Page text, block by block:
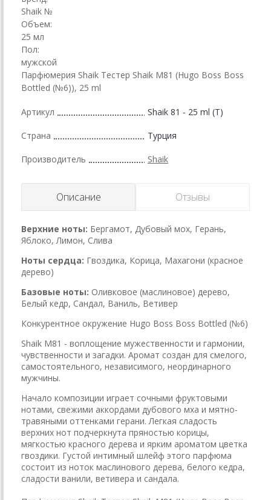
Shaik №
Объем:
25 мл
Пол:
мужской
Парфюмерия Shaik Тестер Shaik M81 (Hugo Boss Boss
Bottled (№6)), 25 ml
Артикул Shaik 81 - 25 ml (T)
Страна Турция
Производитель Shaik
Описание Отзывы
Верхние ноты: Бергамот, Дубовый мох, Герань,
Яблоко, Лимон, Слива
Ноты сердца: Гвоздика, Корица, Махагони (красное
дерево)
Базовые ноты: Оливковое (маслиновое) дерево,
Белый кедр, Сандал, Ваниль, Ветивер
Конкурентное окружение Hugo Boss Boss Bottled (№6)
Shaik M81 - воплощение мужественности и гармонии,
чувственности и загадки. Аромат создан для смелого,
самостоятельного, независимого, неординарного
мужчины.
Начало композиции играет сочными фруктовыми
нотами, свежими аккордами дубового мха и мятно-
травяными оттенками герани. Легкая сладость
верхних нот подчеркнута пряностью корицы,
мягкостью красного дерева и ярким ароматом цветка
гвоздики. Густой интимный шлейф этого парфюма
состоит из ноток маслинового дерева, белого кедра,
сладости ванили, ветивера и сандала.